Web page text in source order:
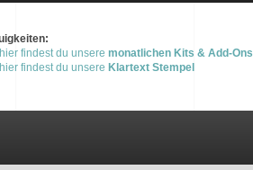
findest du unsere monatlichen Kits & Add-Ons
findest du unsere Klartext Stempel